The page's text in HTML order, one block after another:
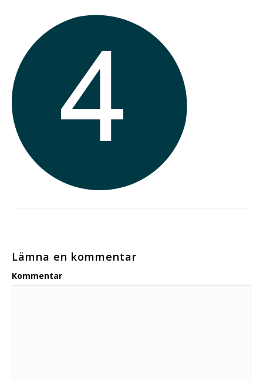
Lämna en kommentar
Kommentar